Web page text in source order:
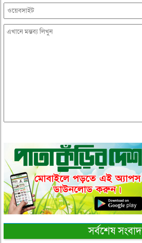
সর্বশেষ সংবাদ